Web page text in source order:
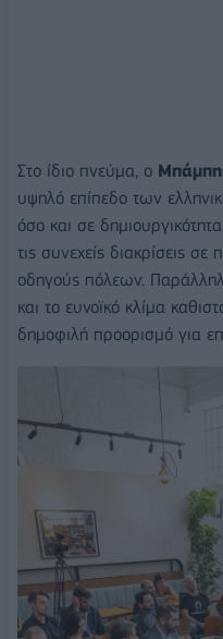
Στο ίδιο πνεύμα, ο
υψηλό επίπεδο των
όσο και σε
τις συνεχείς διακρίσεις σε
οδηγούς πόλεων.
και το ευνοϊκό κλίμα
δημοφιλή προορισμό για